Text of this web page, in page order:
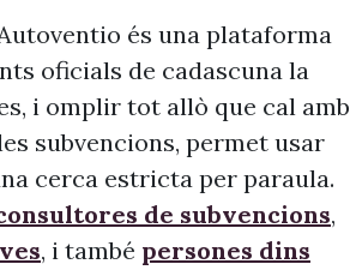
és una plataforma
oficials de cadascuna la
i omplir tot allò que cal amb
subvencions, permet usar
cerca estricta per paraula.
de subvencions,
, i també persones dins